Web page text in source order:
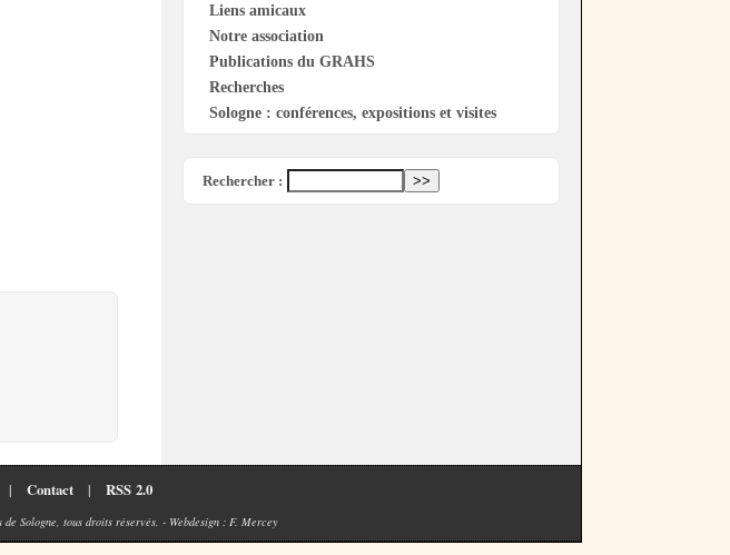
Liens amicaux
Notre association
Publications du GRAHS
Recherches
Sologne : conférences, expositions et visites
Rechercher :
| Contact | RSS 2.0
Sologne, tous droits réservés. - Webdesign : F. Mercey